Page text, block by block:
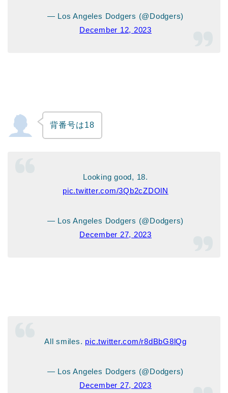
— Los Angeles Dodgers (@Dodgers)
December 12, 2023
背番号は18
Looking good, 18.
pic.twitter.com/3Qb2cZDOlN
— Los Angeles Dodgers (@Dodgers)
December 27, 2023
All smiles. pic.twitter.com/r8dBbG8lQg
— Los Angeles Dodgers (@Dodgers)
December 27, 2023